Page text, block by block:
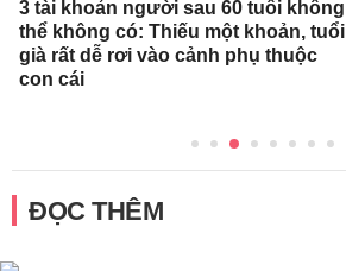
3 tài khoản người sau 60 tuổi không
thể không có: Thiếu một khoản, tuổi
già rất dễ rơi vào cảnh phụ thuộc
con cái
ĐỌC THÊM